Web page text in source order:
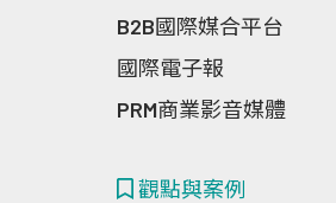
B2B國際媒合平台
國際電子報
PRM商業影音媒體
觀點與案例